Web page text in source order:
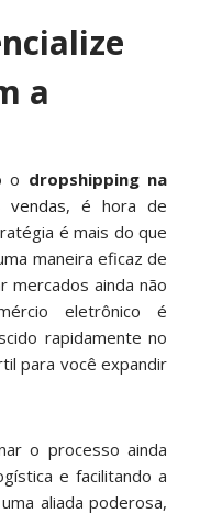
a
o dropshipping na
vendas, é hora de
é mais do que
maneira eficaz de
mercados ainda não
eletrônico é
rapidamente no
para você expandir
o processo ainda
e facilitando a
aliada poderosa,